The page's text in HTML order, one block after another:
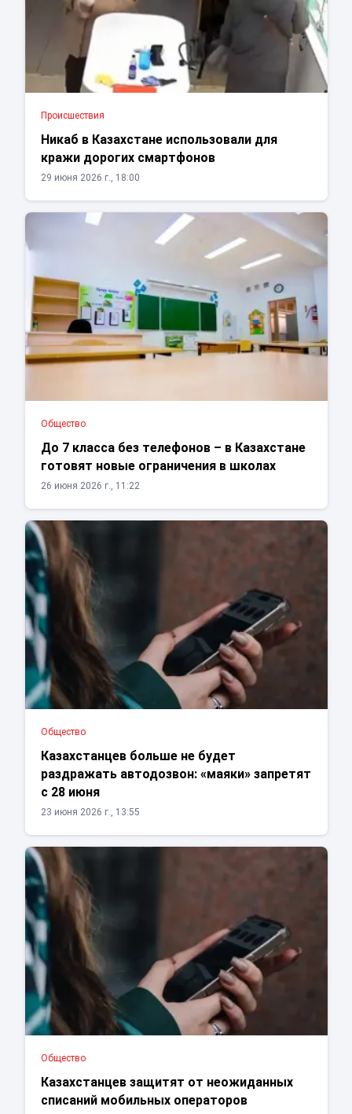
Проиcшествия
Никаб в Казахстане использовали для
кражи дорогих смартфонов
29 июня 2026 г., 18:00
Общество
До 7 класса без телефонов – в Казахстане
готовят новые ограничения в школах
26 июня 2026 г., 11:22
Общество
Казахстанцев больше не будет
раздражать автодозвон: «маяки» запретят
с 28 июня
23 июня 2026 г., 13:55
Общество
Казахстанцев защитят от неожиданных
списаний мобильных операторов